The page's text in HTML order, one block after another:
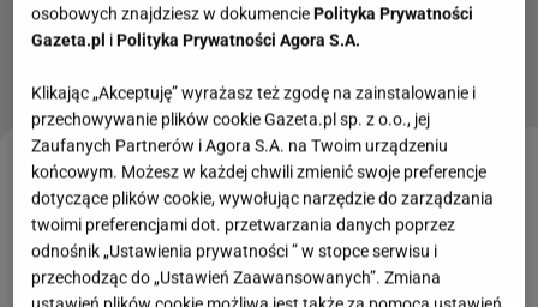
Dania na Wielkanoc 2024. Sprawdź, co powinno
znaleźć się na świątecznym stole
Mazurek wielkanocny - przepis krok po kroku:
Składniki:
200 g masła
osobowych znajdziesz w dokumenciePolityka Prywatności
Gazeta.pl iPolityka Prywatności Agora S.A.
Klikając „Akceptuję” wyrażasz też zgodę na zainstalowanie i
przechowywanie plików cookie Gazeta.pl sp. z o.o., jej
Zaufanych Partnerów i Agora S.A. na Twoim urządzeniu
końcowym. Możesz w każdej chwili zmienić swoje preferencje
dotyczące plików cookie, wywołując narzędzie do zarządzania
twoimi preferencjami dot. przetwarzania danych poprzez
odnośnik „Ustawienia prywatności ” w stopce serwisu i
przechodząc do „Ustawień Zaawansowanych”. Zmiana